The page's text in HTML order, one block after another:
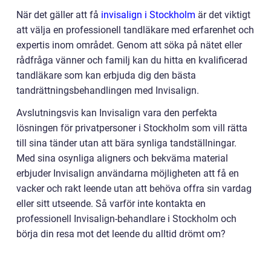
När det gäller att få invisalign i Stockholm är det viktigt
att välja en professionell tandläkare med erfarenhet och
expertis inom området. Genom att söka på nätet eller
rådfråga vänner och familj kan du hitta en kvalificerad
tandläkare som kan erbjuda dig den bästa
tandrättningsbehandlingen med Invisalign.
Avslutningsvis kan Invisalign vara den perfekta
lösningen för privatpersoner i Stockholm som vill rätta
till sina tänder utan att bära synliga tandställningar.
Med sina osynliga aligners och bekväma material
erbjuder Invisalign användarna möjligheten att få en
vacker och rakt leende utan att behöva offra sin vardag
eller sitt utseende. Så varför inte kontakta en
professionell Invisalign-behandlare i Stockholm och
börja din resa mot det leende du alltid drömt om?